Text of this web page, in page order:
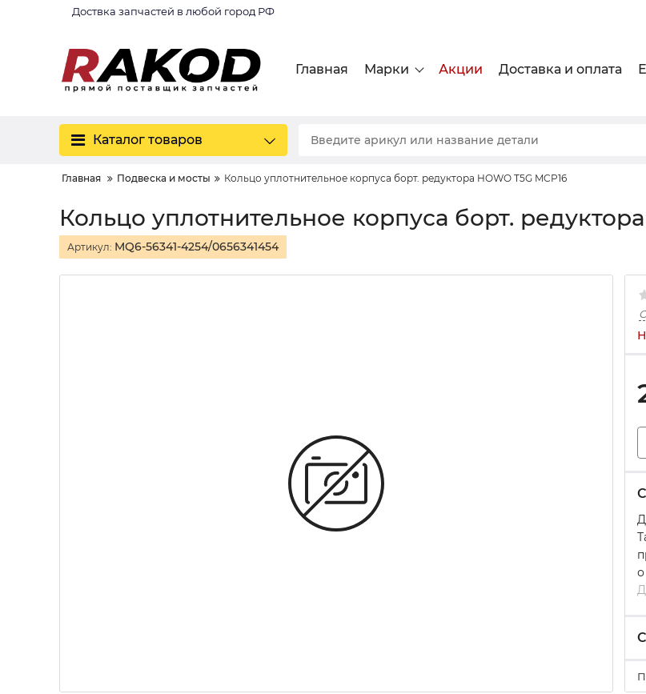
Доствка запчастей в любой город РФ
Главная Марки Акции Доставка и оплата
Каталог товаров
Главная Подвеска и мосты Кольцо уплотнительное корпуса борт. редуктора HOWO T5G MCP16
Кольцо уплотнительное корпуса борт.
Артикул: MQ6-56341-4254/0656341454